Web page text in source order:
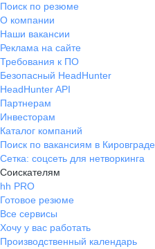
Поиск по резюме
О компании
Наши вакансии
Реклама на сайте
Требования к ПО
Безопасный HeadHunter
HeadHunter API
Партнерам
Инвесторам
Каталог компаний
Поиск по вакансиям в Кировграде
Сетка: соцсеть для нетворкинга
Соискателям
hh PRO
Готовое резюме
Все сервисы
Хочу у вас работать
Производственный календарь